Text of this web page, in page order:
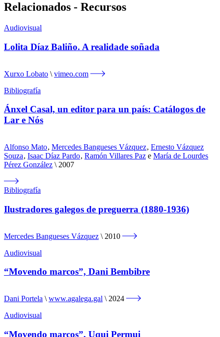
Relacionados - Recursos
Audiovisual
Lolita Díaz Baliño. A realidade soñada
Xurxo Lobato
vimeo.com
Bibliografía
Ánxel Casal, un editor para un país: Catálogos de
Lar e Nós
Alfonso Mato, Mercedes Bangueses Vázquez, Ernesto Vázquez
Souza, Isaac Díaz Pardo, Ramón Villares Paz e María de Lourdes
Pérez González
2007
Bibliografía
Ilustradores galegos de preguerra (1880-1936)
Mercedes Bangueses Vázquez
2010
Audiovisual
“Movendo marcos”, Dani Bembibre
Dani Portela www.agalega.gal
2024
Audiovisual
“Movendo marcos”, Uqui Permui